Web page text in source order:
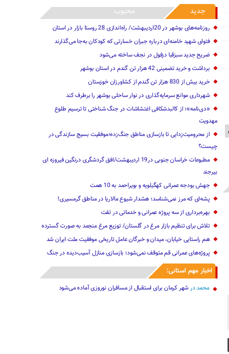
جدید محبوب
روزنامه‌های بوشهر در 20اردیبهشت/ راه‌اندازی 28 روستا بازار در استان
فتوای شهید خامنه‌ای درباره جبران خسارتی که کودکان به‌جا می‌گذارند
ضریح جدید سبزقبا دزفول در نجف ساخته می‌شود
برداشت و خرید تضمینی 42 هزار تن گندم در استان بوشهر
خرید بیش از 830 هزار تن گندم از کشاورزان خوزستان
شهرداری موانع سرمایه‌گذاری در نوار ساحلی بوشهر را برطرف کند
«دی‌نامه»؛ از کالبدشکافی اغتشاشات در جنگ شناختی تا ترسیم طلوع
مهدویت
از محرومیت‌زدایی تا بازسازی مناطق جنگ‌زده؛موفقیت بسیج سازندگی در
چیست؟
مطبوعات خراسان جنوبی در19 اردیبهشت/افق گردشگری درنگین فیروزه ای
بیرجند
جهش بودجه عمرانی کهگیلویه و بویراحمد به 10 همت
پشه‌ای که مرز نمی‌شناسد؛ هشدار شیوع مالاریا‌ در مناطق گرمسیری!
بهره‌برداری از سه پروژه عمرانی و خدماتی در تفت
تلاش برای تنظیم بازار مرغ در گلستان/ توزیع مرغ منجمد به صورت گسترده
هم راستایی خیابان، میدان و خبرگان عامل تاریخی موفقیت ملت ایران شد
پروژه‌های عمرانی قم متوقف نمی‌شود؛ بازسازی منازل آسیب‌دیده در جنگ
اخبار مهم استانی:
محمددرشهر کرمان برای استقبال از مسافران نوروزی آماده می‌شود